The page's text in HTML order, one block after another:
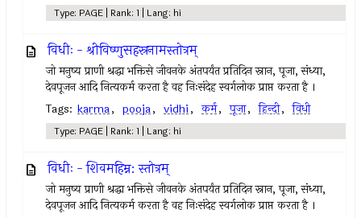
Type: PAGE | Rank: 1 | Lang: hi
विधीः - श्रीविष्णुसहस्रनामस्तोत्रम्
जो मनुष्य प्राणी श्रद्धा भक्तिसे जीवनके अंतपर्यंत प्रतिदिन स्नान, पूजा, संध्या,
देवपूजन आदि नित्यकर्म करता है वह निःसंदेह स्वर्गलोक प्राप्त करता है ।
Tags: karma, pooja, vidhi, कर्म, पूजा, हिन्दी, विधी
Type: PAGE | Rank: 1 | Lang: hi
विधीः - शिवमहिम्न: स्तोत्रम्
जो मनुष्य प्राणी श्रद्धा भक्तिसे जीवनके अंतपर्यंत प्रतिदिन स्नान, पूजा, संध्या,
देवपूजन आदि नित्यकर्म करता है वह निःसंदेह स्वर्गलोक प्राप्त करता है ।